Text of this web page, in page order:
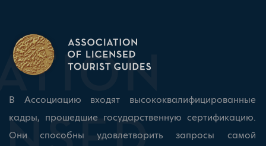
В Ассоциацию входят высококвалифицированные
кадры, прошедшие государственную сертификацию.
Они способны удовлетворить запросы самой